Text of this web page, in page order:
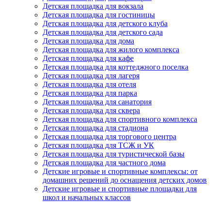
Детская площадка для вокзала
Детская площадка для гостиницы
Детская площадка для детского клуба
Детская площадка для детского сада
Детская площадка для дома
Детская площадка для жилого комплекса
Детская площадка для кафе
Детская площадка для коттеджного поселка
Детская площадка для лагеря
Детская площадка для отеля
Детская площадка для парка
Детская площадка для санатория
Детская площадка для сквера
Детская площадка для спортивного комплекса
Детская площадка для стадиона
Детская площадка для торгового центра
Детская площадка для ТСЖ и УК
Детская площадка для туристической базы
Детская площадка для частного дома
Детские игровые и спортивные комплексы: от
домашних решений до оснащения детских домов
Детские игровые и спортивные площадки для
школ и начальных классов